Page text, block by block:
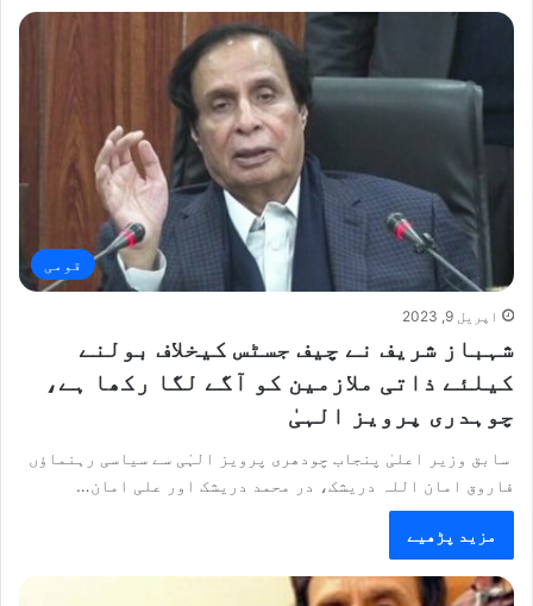
قومی
اپریل 9, 2023
شہباز شریف نے چیف جسٹس کیخلاف بولنے
کیلئے ذاتی ملازمین کو آگے لگا رکھا ہے،
چوہدری پرویز الہیٰ
سابق وزیر اعلیٰ پنجاب چودھری پرویز الہٰی سے سیاسی رہنماؤں
فاروق امان اللہ دریشک، در محمد دریشک اور علی امان…
مزید پڑھیے